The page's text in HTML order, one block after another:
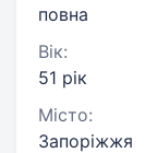
повна
Вік:
51 рік
Місто:
Запоріжжя